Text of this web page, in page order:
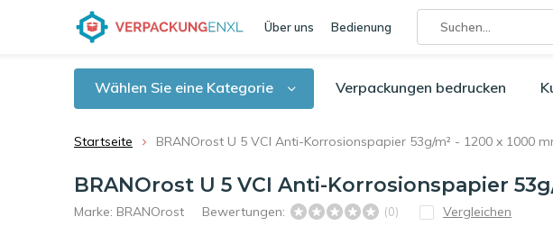
Über uns Bedienung
Wählen Sie eine Kategorie Verpackungen bedrucken
Startseite BRANOrost U 5 VCI Anti-Korrosionspapier 53g/m² - 1200 x 1000
BRANOrost U 5 VCI Anti-Korrosionspapier
Marke: BRANOrost Bewertungen: (0) Vergleichen